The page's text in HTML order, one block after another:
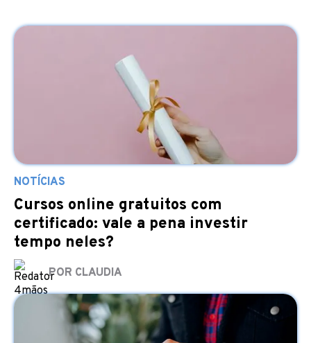
NOTÍCIAS
Cursos online gratuitos com
certificado: vale a pena investir
tempo neles?
POR CLAUDIA